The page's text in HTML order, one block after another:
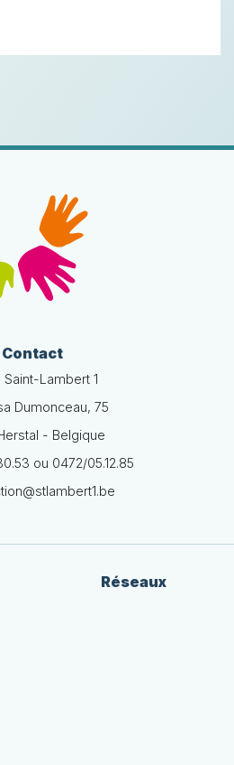
Contact
Saint-Lambert 1
Dumonceau, 75
- Belgique
ou 0472/05.12.85
Réseaux